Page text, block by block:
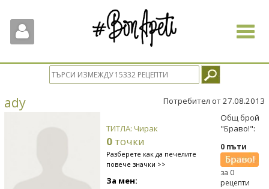
Toggle
ady Потребител от 27.08.2013
ТИТЛА: Чирак
0 точки
Разберете как да печелите
повече значки >>
За мен:
Общ брой
"Браво!":
0 пъти
за 0
рецепти